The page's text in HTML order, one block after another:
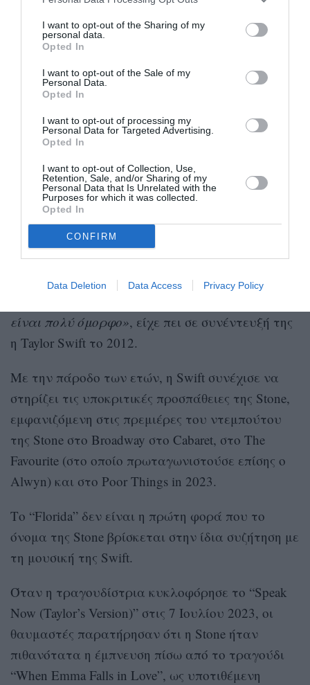
I want to opt-out of the Sharing of my
personal data.
Opted In
I want to opt-out of the Sale of my
Personal Data.
Opted In
I want to opt-out of processing my
Personal Data for Targeted Advertising.
Opted In
I want to opt-out of Collection, Use,
Retention, Sale, and/or Sharing of my
Personal Data that Is Unrelated with the
Purposes for which it was collected.
Opted In
CONFIRM
Data Deletion Data Access Privacy Policy
Η Taylor Swift και η Emma Stone
το 2008. Γνωρίστηκαν στα Βραβεία Young
Hollywood και από τότε η μία στηρίζει την άλλη
έμπρακτα.
«Είναι πολύ σημαντικό να έχεις ανθρώπους που
σε στηρίζουν. Η Emma, η Selena και εγώ έχουμε
τόσα πολλά που άλλαξαν στις ζωές όλα αυτά
είναι πολύ όμορφο», είχε πει σε συνέντευξή της
η Taylor Swift το 2012.
Με την πάροδο των ετών, η Swift συνέχισε να
στηρίζει τις υποκριτικές προσπάθειες της Stone,
εμφανιζόμενη στις πρεμιέρες του ντεμπούτου
της Stone στο Broadway στο Cabaret, στο The
Favourite (στο οποίο πρωταγωνιστούσε επίσης ο
Alwyn) και στο Poor Things in 2023.
Το “Florida” δεν είναι η πρώτη φορά που το
όνομα της Stone βρίσκεται στην ίδια συζήτηση με
τη μουσική της Swift.
Όταν η τραγουδίστρια κυκλοφόρησε το “Speak
Now (Taylor’s Version)” στις 7 Ιουλίου 2023, οι
θαυμαστές παρατήρησαν ότι η Stone ήταν
πιθανότατα η έμπνευση πίσω από το τραγούδι
“When Emma Falls in Love”, ως υποτιθέμενη